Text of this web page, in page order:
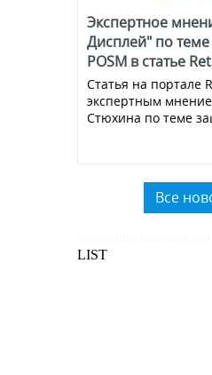
Экспертное
Дисплей" по
POSM в статье
Статья на портале
экспертным
Стюхина по теме
окружающей
пластика.
Все
LIST